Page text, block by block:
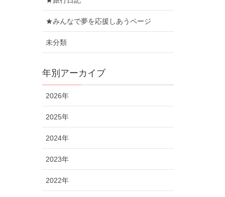
★みんなで夢を応援しあうページ
未分類
年別アーカイブ
2026年
2025年
2024年
2023年
2022年